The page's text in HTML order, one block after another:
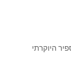
היוקרתי